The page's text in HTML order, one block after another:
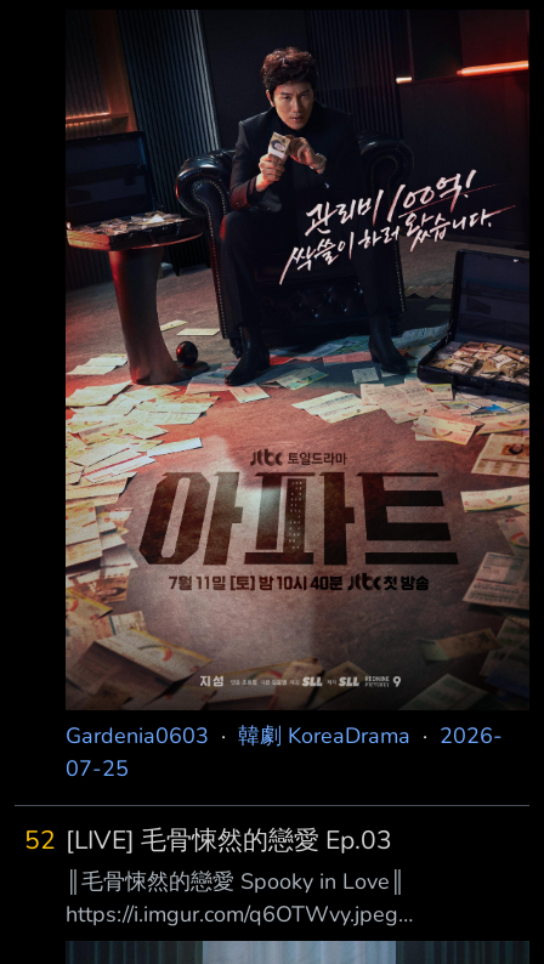
https://i.imgur.com/vDSk8wm.jpeg 100億的管
理費我要全部拿走！ 你每個月所繳納的管理
費，真的有用在對的地方嗎？ 在韓國有一半以
上的人民住在公寓大廈，而我們每個月收到的管
理費帳單上唯一看得懂的， 大概只有「合計金
額」那一欄。 清潔費？委託管理費？還有連名
稱都讓人一頭霧水的「長期修繕準備金」？
「反正才幾萬元而已，有什麼關係。」 在我們
習以為常、從不過問的冷漠
Gardenia0603 · 韓劇 KoreaDrama · 2026-
07-25
52 [LIVE] 毛骨悚然的戀愛 Ep.03
║毛骨悚然的戀愛 Spooky in Love║
https://i.imgur.com/q6OTWvy.jpeg
https://i.imgur.com/59BIcwe.jpeg 當我們的手觸